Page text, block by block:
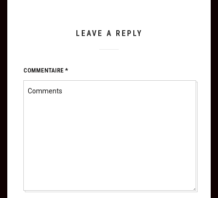
LEAVE A REPLY
COMMENTAIRE*